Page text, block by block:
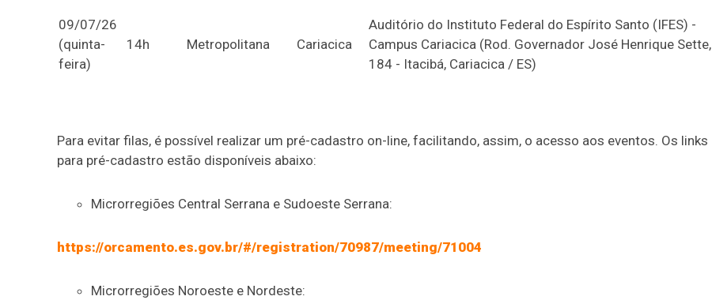
09/07/26
(quinta-
feira)
14h Metropolitana Cariacica
Auditório do Instituto Federal do Espírito Santo (IFES) -
Campus Cariacica (Rod. Governador José Henrique Sette,
184 - Itacibá, Cariacica / ES)
Para evitar filas, é possível realizar um pré-cadastro on-line, facilitando, assim, o acesso aos eventos. Os links
para pré-cadastro estão disponíveis abaixo:
Microrregiões Central Serrana e Sudoeste Serrana:
https://orcamento.es.gov.br/#/registration/70987/meeting/71004
Microrregiões Noroeste e Nordeste: